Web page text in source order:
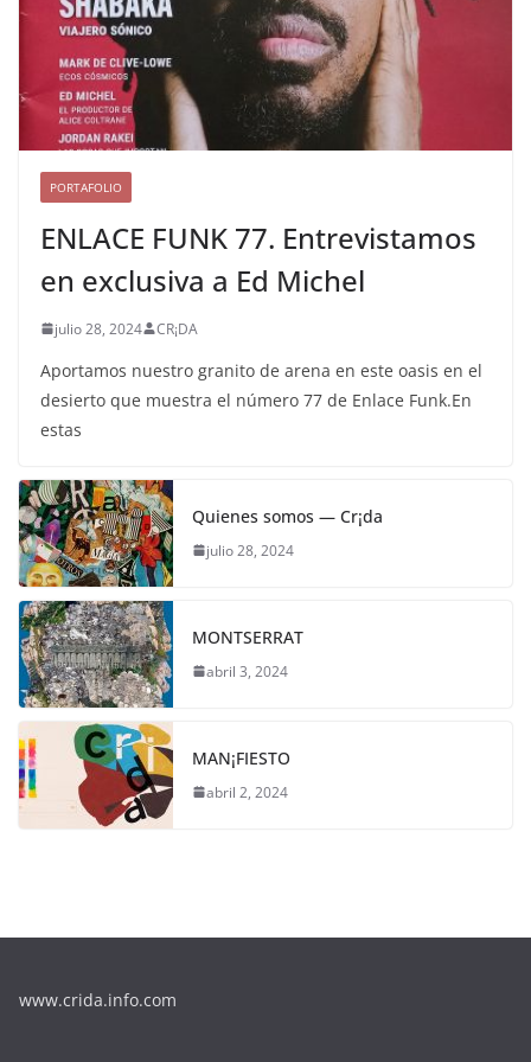
PORTAFOLIO
ENLACE FUNK 77. Entrevistamos
en exclusiva a Ed Michel
julio 28, 2024 CR¡DA
Aportamos nuestro granito de arena en este oasis en el
desierto que muestra el número 77 de Enlace Funk.En
estas
Quienes somos — Cr¡da
julio 28, 2024
MONTSERRAT
abril 3, 2024
MAN¡FIESTO
abril 2, 2024
www.crida.info.com